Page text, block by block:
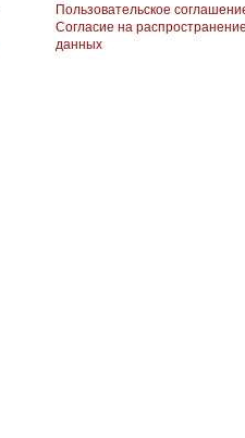
Пользовательское
Согласие на
данных